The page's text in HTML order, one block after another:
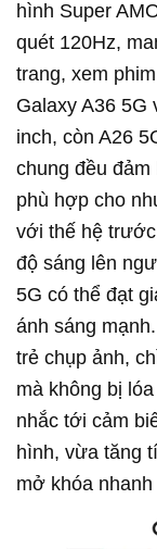
hình Super
quét 120Hz,
trang, xem
Galaxy A36 5G
inch, còn A26
chung đều đảm
phù hợp cho
với thế hệ
độ sáng lên
5G có thể đạt
ánh sáng
trẻ chụp ảnh,
mà không bị
nhắc tới cảm
hình, vừa tăng
mở khóa nhanh